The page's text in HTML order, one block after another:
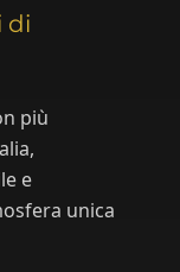
di
più
e
unica